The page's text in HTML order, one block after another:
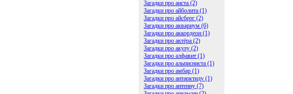
Загадки про аиста (2)
Загадки про айболита (1)
Загадки про айсберг (2)
Загадки про аквариум (6)
Загадки про аккордеон (1)
Загадки про актёра (2)
Загадки про акулу (2)
Загадки про алфавит (1)
Загадки про альписниста (1)
Загадки про амбар (1)
Загадки про антарктиду (1)
Загадки про антенну (7)